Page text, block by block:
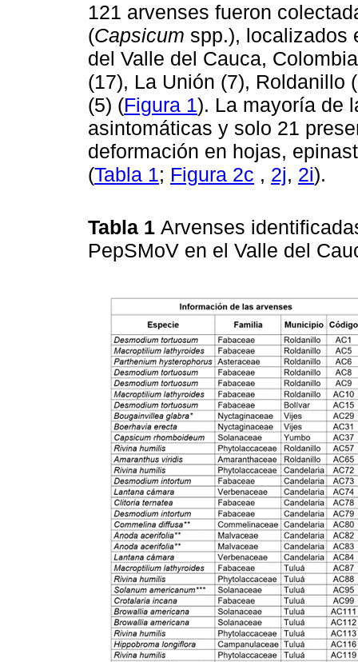
121 arvenses fueron
(Capsicum spp.), localizados
del Valle del Cauca,
(17), La Unión (7), Roldanillo
(5) (Figura 1). La mayoría de
asintomáticas y solo 21
deformación en hojas,
(Tabla 1; Figura 2c , 2j, 2i).
Tabla 1 Arvenses
PepSMoV en el Valle del